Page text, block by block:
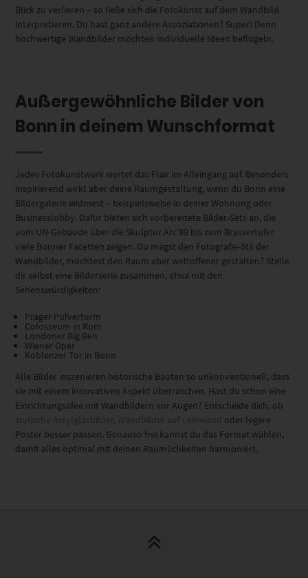
Blick zu verlieren – so ließe sich die Fotokunst auf dem Wandbild
interpretieren. Du hast ganz andere Assoziationen? Super! Denn
hochwertige Wandbilder möchten individuelle Ideen beflügeln.
Außergewöhnliche Bilder von
Bonn in deinem Wunschformat
Jedes Fotokunstwerk wertet das Flair im Alleingang auf. Besonders
inspirierend wirkt aber deine Raumgestaltung, wenn du Bonn eine
Bildergalerie widmest – beispielsweise in deiner Wohnung oder
Businesslobby. Dafür bieten sich vorbereitete Bilder-Sets an, die
vom UN-Gebäude über die Skulptur Arc’89 bis zum Brassertufer
viele Bonner Facetten zeigen. Du magst den Fotografie-Stil der
Wandbilder, möchtest den Raum aber weltoffener gestalten? Stelle
dir selbst eine Bilderserie zusammen, etwa mit den
Sehenswürdigkeiten:
Prager Pulverturm
Colosseum in Rom
Londoner Big Ben
Wiener Oper
Koblenzer Tor in Bonn
Alle Bilder inszenieren historische Bauten so unkonventionell, dass
sie mit einem innovativen Aspekt überraschen. Hast du schon eine
Einrichtungsidee mit Wandbildern vor Augen? Entscheide dich, ob
stylische Acrylglasbilder, Wandbilder auf Leinwand oder legere
Poster besser passen. Genauso frei kannst du das Format wählen,
damit alles optimal mit deinen Räumlichkeiten harmoniert.